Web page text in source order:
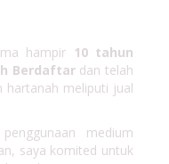
hampir 10 tahun
Berdaftardan telah
hartanah meliputi jual
medium
saya komited untuk